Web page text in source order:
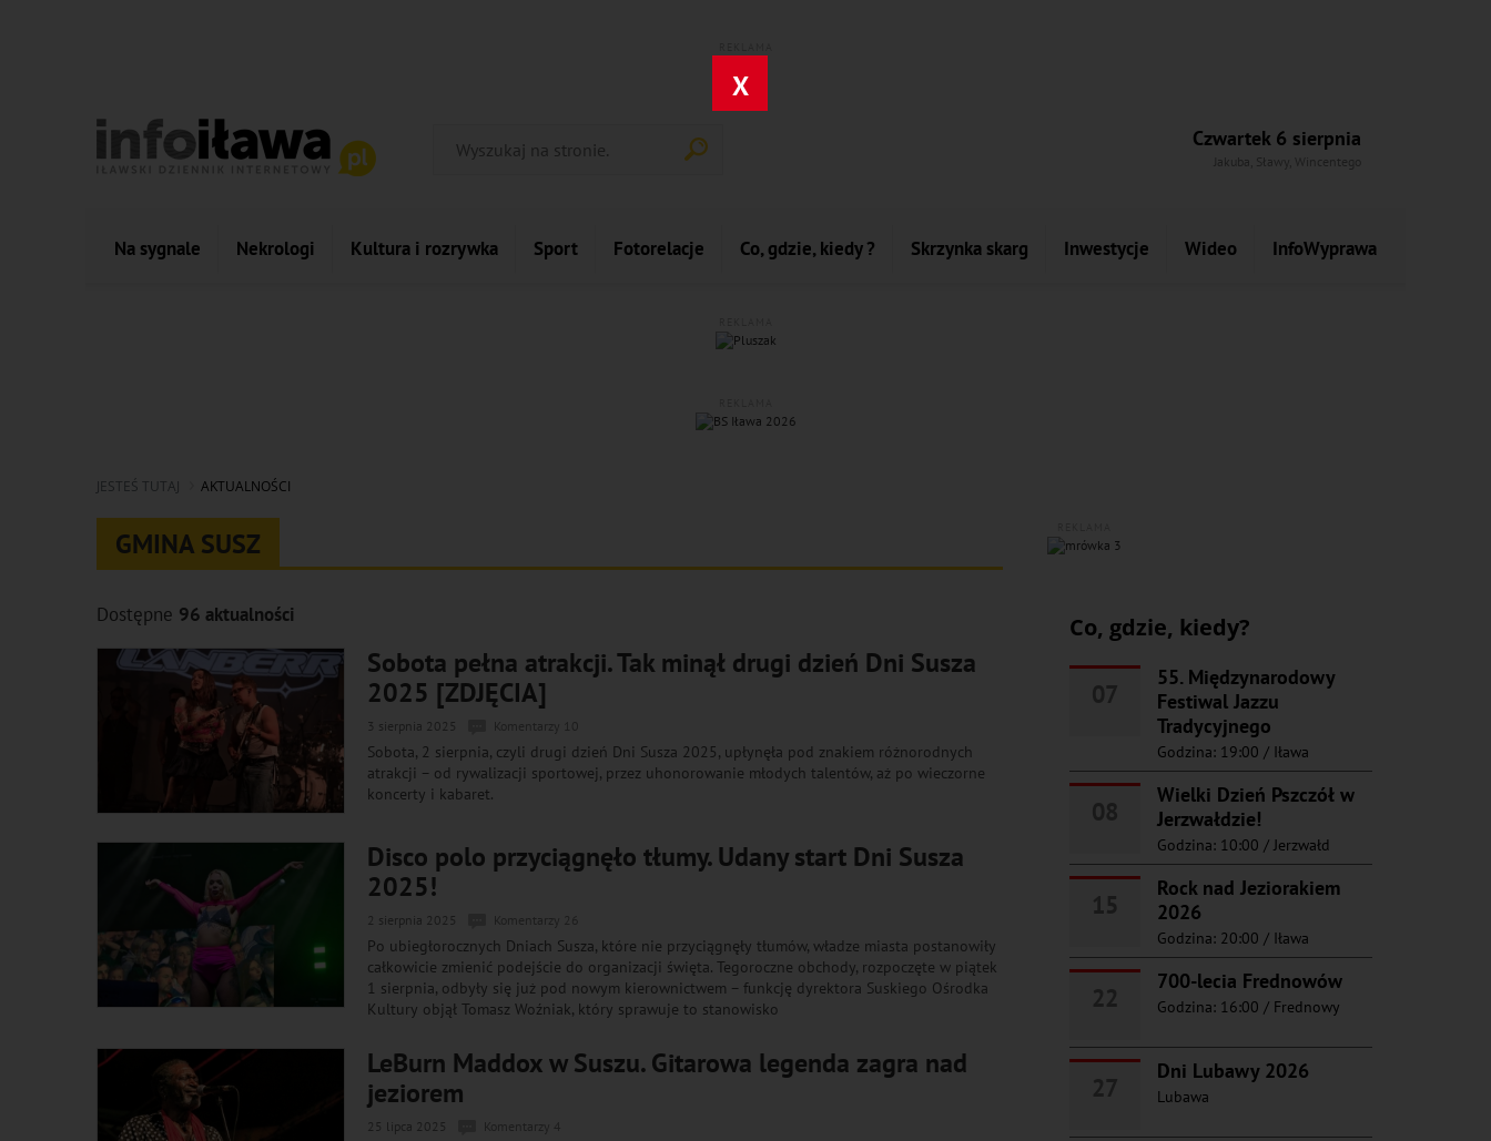
X
Czwartek 6 sierpnia
Jakuba, Sławy, Wincentego
Na sygnale Nekrologi Kultura i rozrywka Sport Fotorelacje Co, gdzie, kiedy ? Skrzynka skarg Inwestycje Wideo InfoWyprawa
JESTEŚ TUTAJ AKTUALNOŚCI
GMINA SUSZ
Dostępne 96 aktualności
Sobota pełna atrakcji. Tak minął drugi dzień Dni Susza
2025 [ZDJĘCIA]
3 sierpnia 2025
Sobota, 2 sierpnia, czyli drugi dzień Dni Susza 2025, upłynęła pod znakiem różnorodnych
atrakcji – od rywalizacji sportowej, przez uhonorowanie młodych talentów, aż po wieczorne
koncerty i kabaret.
Disco polo przyciągnęło tłumy. Udany start Dni Susza
2025!
2 sierpnia 2025
Po ubiegłorocznych Dniach Susza, które nie przyciągnęły tłumów, władze miasta postanowiły
całkowicie zmienić podejście do organizacji święta. Tegoroczne obchody, rozpoczęte w piątek
1 sierpnia, odbyły się już pod nowym kierownictwem – funkcję dyrektora Suskiego Ośrodka
Kultury objął Tomasz Woźniak, który sprawuje to stanowisko
LeBurn Maddox w Suszu. Gitarowa legenda zagra nad
jeziorem
25 lipca 2025
Co, gdzie, kiedy?
55. Międzynarodowy
Festiwal Jazzu
Tradycyjnego
Godzina: 19:00 / Iława
Wielki Dzień Pszczół w
Jerzwałdzie!
Godzina: 10:00 /Jerzwałd
Rock nad Jeziorakiem
2026
Godzina: 20:00 / Iława
700-lecia Frednowów
Godzina: 16:00 / Frednowy
Dni Lubawy 2026
Lubawa